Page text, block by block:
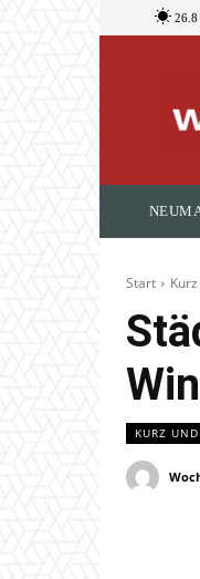
26.8
Start
KURZ